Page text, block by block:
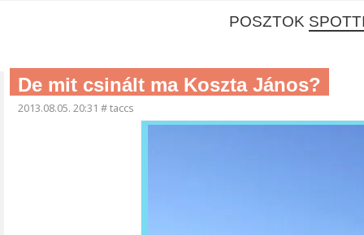
POSZTOK
De mit csinált ma Koszta János?
2013.08.05. 20:31 #taccs